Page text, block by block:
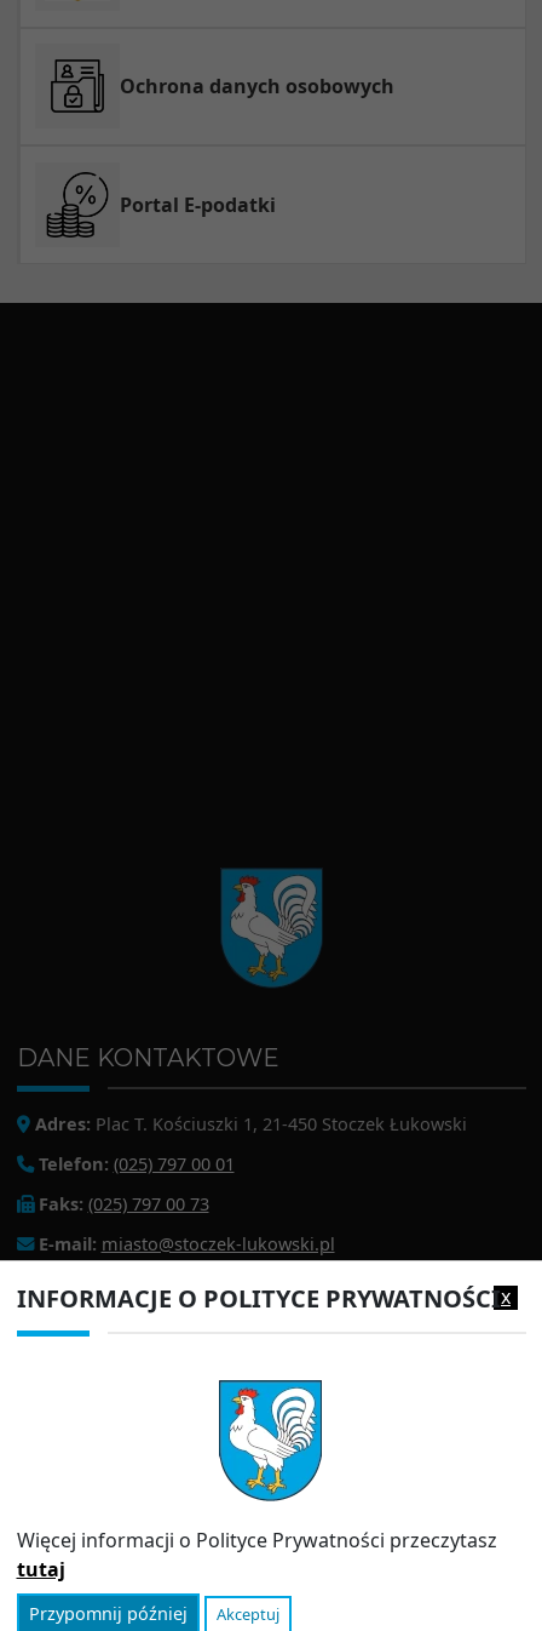
Ochrona danych osobowych
Portal E-podatki
DANE KONTAKTOWE
Adres: Plac T. Kościuszki 1, 21-450 Stoczek Łukowski
Telefon: (025) 797 00 01
Faks: (025) 797 00 73
E-mail: miasto@stoczek-lukowski.pl
PRZYDATNE LINKI
Polityka prywatności
Informator
x
INFORMACJE O POLITYCE PRYWATNOŚCI
Więcej informacji o Polityce Prywatności przeczytasz
tutaj
Przypomnij później Akceptuj